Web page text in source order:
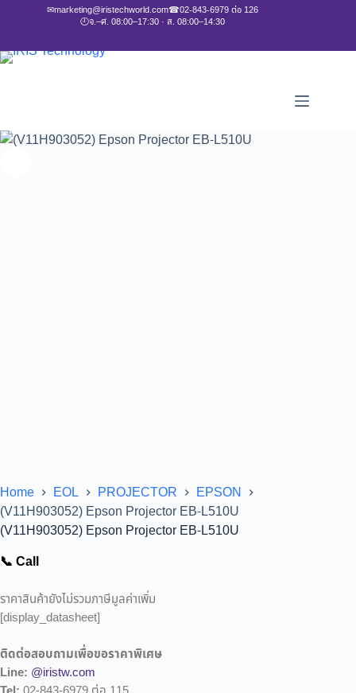
✉marketing@iristechworld.com☎02-843-6979 ต่อ 126
🕘จ.–ศ. 08:00–17:30 · ส. 08:00–14:30
Home EOL PROJECTOR
EPSON
(V11H903052) Epson Projector EB-L510U
(V11H903052) Epson Projector EB-L510U
📞 Call
ราคาสินค้ายังไม่รวมภาษีมูลค่าเพิ่ม
[display_datasheet]
ติดต่อสอบถามเพื่อขอราคาพิเศษ
Line: @iristw.com